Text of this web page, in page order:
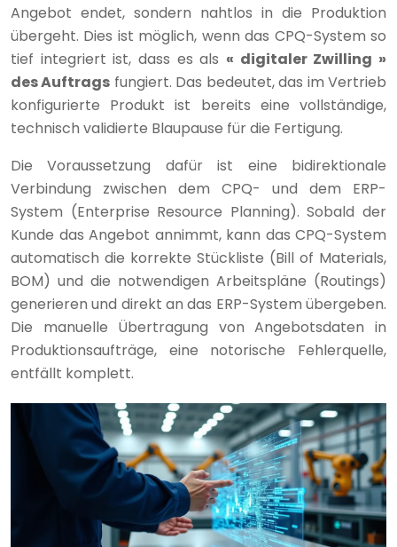
Angebot endet, sondern nahtlos in die Produktion
übergeht. Dies ist möglich, wenn das CPQ-System so
tief integriert ist, dass es als « digitaler Zwilling »
des Auftrags fungiert. Das bedeutet, das im Vertrieb
konfigurierte Produkt ist bereits eine vollständige,
technisch validierte Blaupause für die Fertigung.
Die Voraussetzung dafür ist eine bidirektionale
Verbindung zwischen dem CPQ- und dem ERP-
System (Enterprise Resource Planning). Sobald der
Kunde das Angebot annimmt, kann das CPQ-System
automatisch die korrekte Stückliste (Bill of Materials,
BOM) und die notwendigen Arbeitspläne (Routings)
generieren und direkt an das ERP-System übergeben.
Die manuelle Übertragung von Angebotsdaten in
Produktionsaufträge, eine notorische Fehlerquelle,
entfällt komplett.